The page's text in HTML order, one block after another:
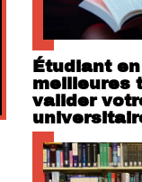
Étudiant
meilleures
valider